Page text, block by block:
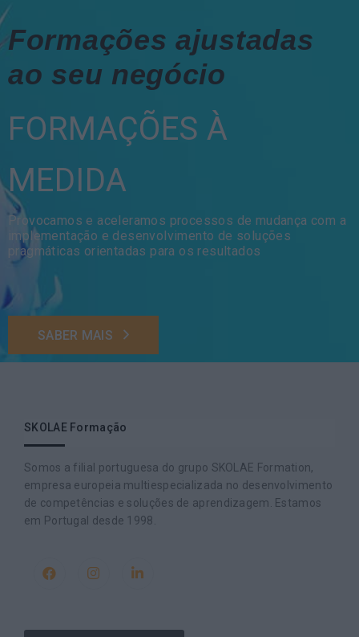
Formações ajustadas
ao seu negócio
FORMAÇÕES À
MEDIDA
Provocamos e aceleramos processos de mudança com a
implementação e desenvolvimento de soluções
pragmáticas orientadas para os resultados
SABER MAIS
SKOLAE Formação
Somos a filial portuguesa do grupo SKOLAE Formation,
empresa europeia multiespecializada no desenvolvimento
de competências e soluções de aprendizagem. Estamos
em Portugal desde 1998.